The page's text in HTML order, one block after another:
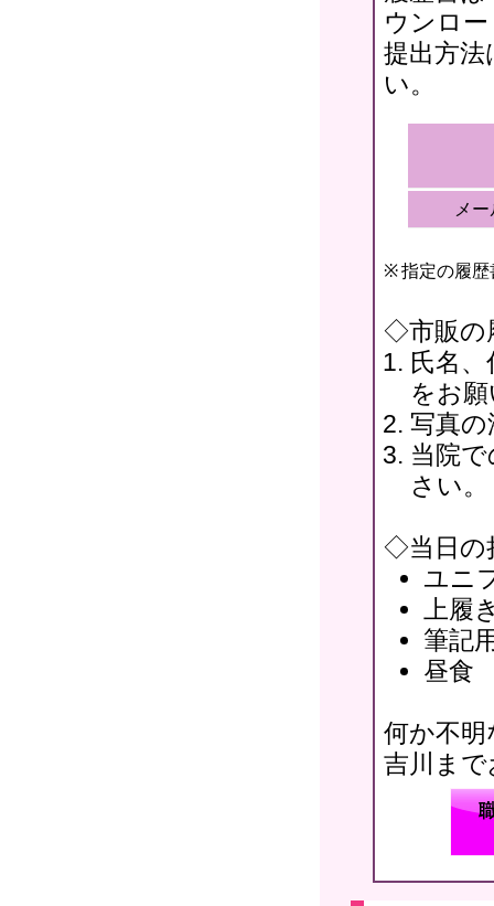
ウンロ
提出方
い。
メ
指定の履
◇市販の
氏名
をお
写真
当院
さい。
◇当日の
ユニ
上履
筆記
昼食
何か不明
吉川ま